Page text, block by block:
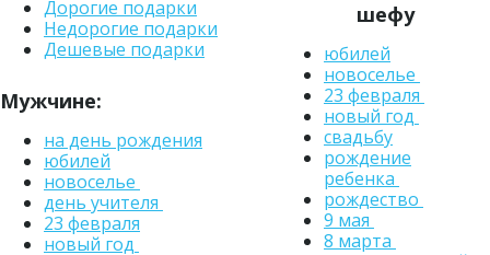
Дорогие подарки
Недорогие подарки
Дешевые подарки
Мужчине:
на день рождения
юбилей
новоселье
день учителя
23 февраля
новый год
шефу
юбилей
новоселье
23 февраля
новый год
свадьбу
рождение
ребенка
рождество
9 мая
8 марта